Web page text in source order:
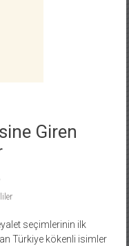
Giren
seçimlerinin ilk
Türkiye kökenli isimler